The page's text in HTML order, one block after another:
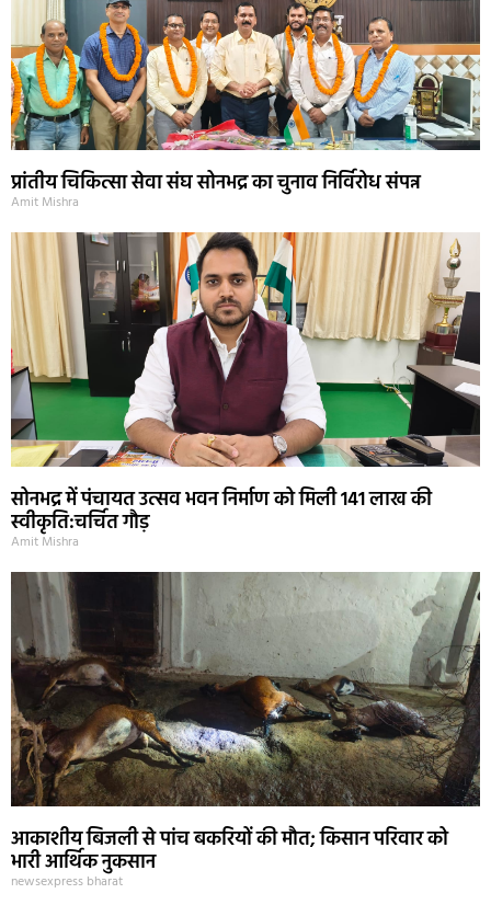
प्रांतीय चिकित्सा सेवा संघ सोनभद्र का चुनाव निर्विरोध संपन्न
Amit Mishra
सोनभद्र में पंचायत उत्सव भवन निर्माण को मिली 141 लाख की
स्वीकृति:चर्चित गौड़
Amit Mishra
आकाशीय बिजली से पांच बकरियों की मौत; किसान परिवार को
भारी आर्थिक नुकसान
newsexpress bharat